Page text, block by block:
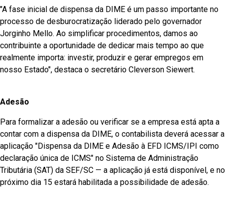
"A fase inicial de dispensa da DIME é um passo importante no
processo de desburocratização liderado pelo governador
Jorginho Mello. Ao simplificar procedimentos, damos ao
contribuinte a oportunidade de dedicar mais tempo ao que
realmente importa: investir, produzir e gerar empregos em
nosso Estado", destaca o secretário Cleverson Siewert.
Adesão
Para formalizar a adesão ou verificar se a empresa está apta a
contar com a dispensa da DIME, o contabilista deverá acessar a
aplicação "Dispensa da DIME e Adesão à EFD ICMS/IPI como
declaração única de ICMS" no Sistema de Administração
Tributária (SAT) da SEF/SC — a aplicação já está disponível, e no
próximo dia 15 estará habilitada a possibilidade de adesão.